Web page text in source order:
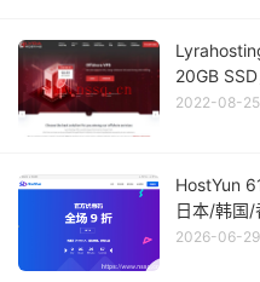
20GB
2022-08-25
HostYun
日本/韩国/
2026-06-29